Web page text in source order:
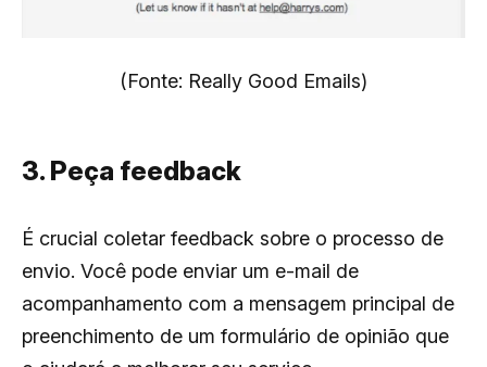
(Fonte: Really Good Emails)
3. Peça feedback
É crucial coletar feedback sobre o processo de
envio. Você pode enviar um e-mail de
acompanhamento com a mensagem principal de
preenchimento de um formulário de opinião que